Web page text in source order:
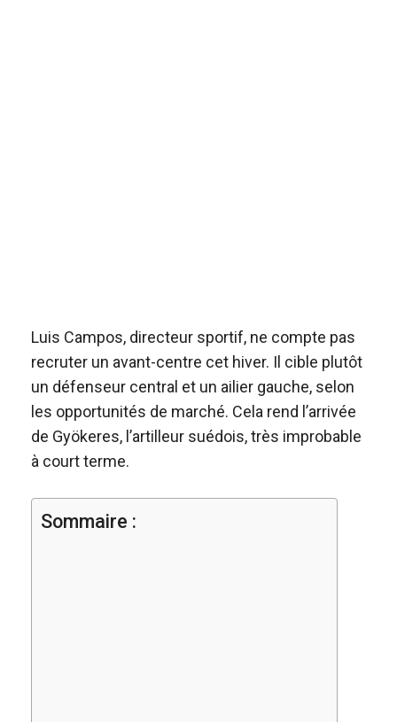
Luis Campos, directeur sportif, ne compte pas
recruter un avant-centre cet hiver. Il cible plutôt
un défenseur central et un ailier gauche, selon
les opportunités de marché. Cela rend l’arrivée
de Gyökeres, l’artilleur suédois, très improbable
à court terme.
Sommaire :